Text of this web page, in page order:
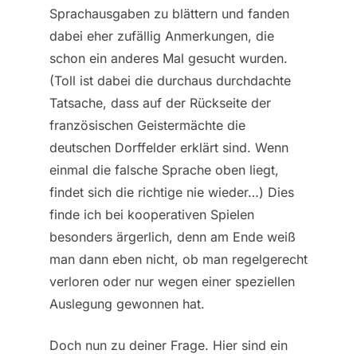
Sprachausgaben zu blättern und fanden
dabei eher zufällig Anmerkungen, die
schon ein anderes Mal gesucht wurden.
(Toll ist dabei die durchaus durchdachte
Tatsache, dass auf der Rückseite der
französischen Geistermächte die
deutschen Dorffelder erklärt sind. Wenn
einmal die falsche Sprache oben liegt,
findet sich die richtige nie wieder…) Dies
finde ich bei kooperativen Spielen
besonders ärgerlich, denn am Ende weiß
man dann eben nicht, ob man regelgerecht
verloren oder nur wegen einer speziellen
Auslegung gewonnen hat.
Doch nun zu deiner Frage. Hier sind ein